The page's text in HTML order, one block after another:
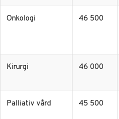
Onkologi 46 500
Kirurgi 46 000
Palliativ vård 45 500